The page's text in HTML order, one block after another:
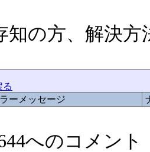
知の方、解決
る
ーメッセージ
へのコメント